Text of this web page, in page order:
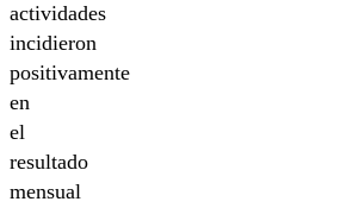
actividades
incidieron
positivamente
en
el
resultado
mensual